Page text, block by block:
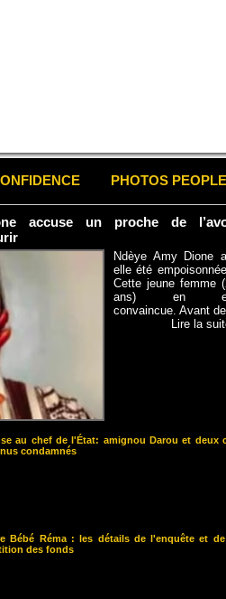
PHOTOS PEOPLE
accuse un proche de
Ndèye Amy Dione
elle été
Cette jeune femme
ans) en
convaincue. Avant
Lire la
au chef de l'État: amignou Darou et deux
condamnés
Bébé Réma : les détails de l'enquête et
des fonds